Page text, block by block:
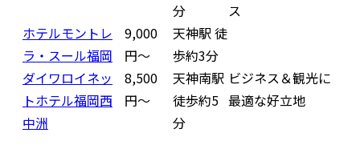
分
ス
ホテルモントレ
ラ・スール福岡
9,000
円〜
天神駅 徒
歩約3分
ダイワロイネッ
トホテル福岡西
中洲
8,500
円〜
天神南駅
徒歩約5
分
ビジネス＆観光に
最適な好立地